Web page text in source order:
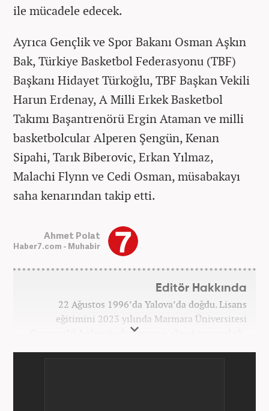
ile mücadele edecek.
Ayrıca Gençlik ve Spor Bakanı Osman Aşkın
Bak, Türkiye Basketbol Federasyonu (TBF)
Başkanı Hidayet Türkoğlu, TBF Başkan Vekili
Harun Erdenay, A Milli Erkek Basketbol
Takımı Başantrenörü Ergin Ataman ve milli
basketbolcular Alperen Şengün, Kenan
Sipahi, Tarık Biberovic, Erkan Yılmaz,
Malachi Flynn ve Cedi Osman, müsabakayı
saha kenarından takip etti.
Ahmet Polat
Haber7.com - Muhabir
Editör Hakkında
22 Ağustos 1996’da Yalova’da doğdu. Lisans
eğitimini 2023 yılında Marmara Üniversitesi
Gazetecilik bölümünden mezun olarak tamamladı.